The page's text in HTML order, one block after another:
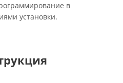
в
установки.